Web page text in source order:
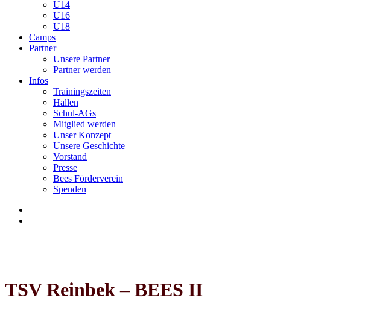
U14
U16
U18
Camps
Partner
Unsere Partner
Partner werden
Infos
Trainingszeiten
Hallen
Schul-AGs
Mitglied werden
Unser Konzept
Unsere Geschichte
Vorstand
Presse
Bees Förderverein
Spenden
TSV Reinbek – BEES II